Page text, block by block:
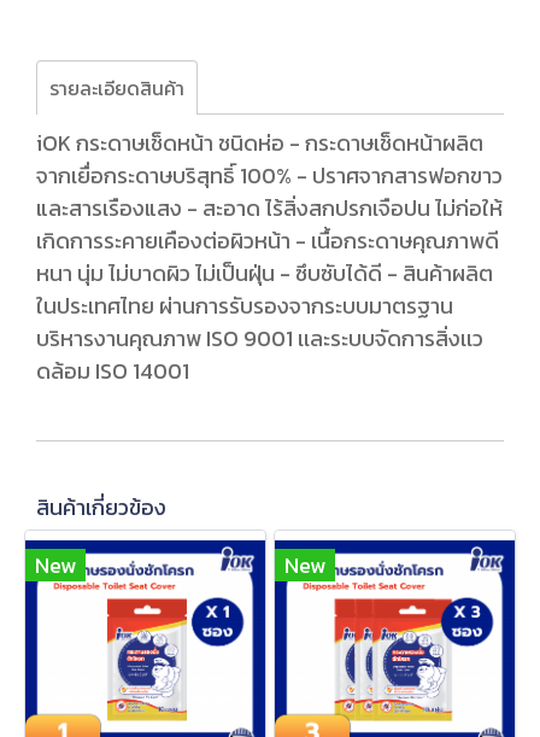
รายละเอียดสินค้า
iOK กระดาษเช็ดหน้า ชนิดห่อ - กระดาษเช็ดหน้าผลิต
จากเยื่อกระดาษบริสุทธิ์ 100% - ปราศจากสารฟอกขาว
และสารเรืองแสง - สะอาด ไร้สิ่งสกปรกเจือปน ไม่ก่อให้
เกิดการระคายเคืองต่อผิวหน้า - เนื้อกระดาษคุณภาพดี
หนา นุ่ม ไม่บาดผิว ไม่เป็นฝุ่น - ซึบซับได้ดี - สินค้าผลิต
ในประเทศไทย ผ่านการรับรองจากระบบมาตรฐาน
บริหารงานคุณภาพ ISO 9001 เเละระบบจัดการสิ่งเเว
ดล้อม ISO 14001
สินค้าเกี่ยวข้อง
New
New